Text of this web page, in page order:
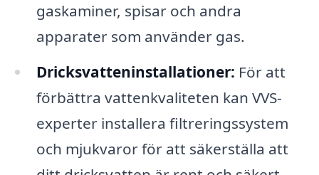
gaskaminer, spisar och andra
apparater som använder gas.
Dricksvatteninstallationer: För att
förbättra vattenkvaliteten kan VVS-
experter installera filtreringssystem
och mjukvaror för att säkerställa att